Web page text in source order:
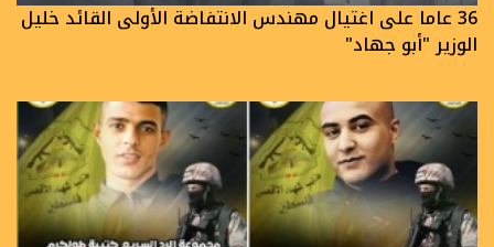
36 عاما على اغتيال مهندس الانتفاضة الأولى القائد خليل
الوزير "أبو جهاد"